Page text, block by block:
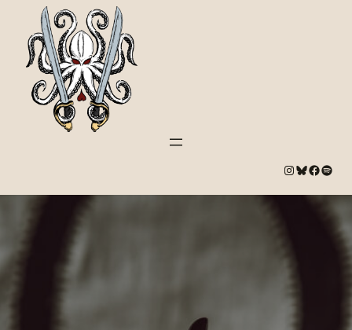
# Bluesky # Spotify